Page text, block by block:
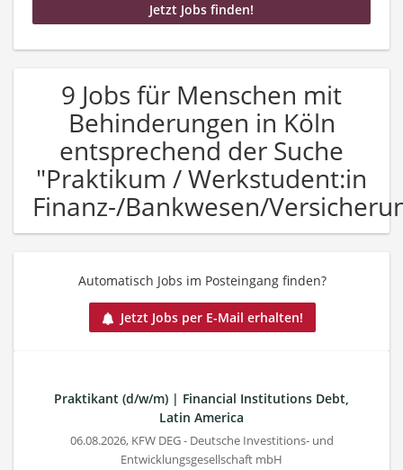
9 Jobs für Menschen mit
Behinderungen in Köln
entsprechend der Suche
"Praktikum / Werkstudent:in
Finanz-/Bankwesen/
Automatisch Jobs im Posteingang finden?
Jetzt Jobs per E-Mail erhalten!
Praktikant (d/w/m) | Financial Institutions Debt,
Latin America
06.08.2026, KFW DEG - Deutsche Investitions- und
Entwicklungsgesellschaft mbH